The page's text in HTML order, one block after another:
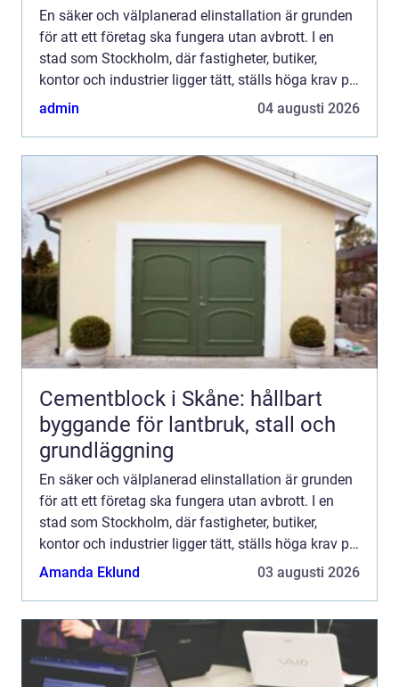
En säker och välplanerad elinstallation är grunden
för att ett företag ska fungera utan avbrott. I en
stad som Stockholm, där fastigheter, butiker,
kontor och industrier ligger tätt, ställs höga krav på
både säkerhet, kapacitet och energieffektivitet...
admin 04 augusti 2026
Cementblock i Skåne: hållbart
byggande för lantbruk, stall och
grundläggning
En säker och välplanerad elinstallation är grunden
för att ett företag ska fungera utan avbrott. I en
stad som Stockholm, där fastigheter, butiker,
kontor och industrier ligger tätt, ställs höga krav på
både säkerhet, kapacitet och energieffektivitet...
Amanda Eklund 03 augusti 2026